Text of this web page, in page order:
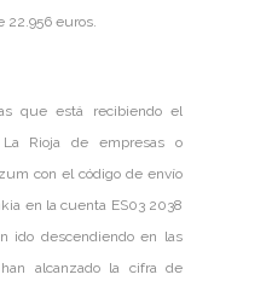
22.956 euros.
que está recibiendo el
Rioja de empresas o
con el código de envío
en la cuenta ES03 2038
ido descendiendo en las
alcanzado la cifra de